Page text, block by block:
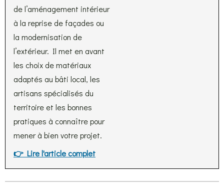
de l’aménagement intérieur
à la reprise de façades ou
la modernisation de
l’extérieur. Il met en avant
les choix de matériaux
adaptés au bâti local, les
artisans spécialisés du
territoire et les bonnes
pratiques à connaître pour
mener à bien votre projet.
👉 Lire l'article complet